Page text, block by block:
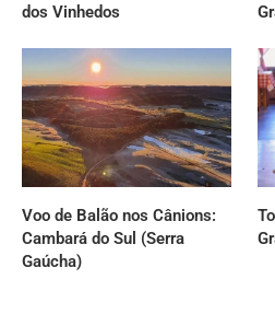
dos Vinhedos
Voo de Balão nos Cânions:
Cambará do Sul (Serra
Gaúcha)